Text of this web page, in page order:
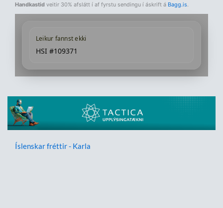
Handkastid veitir 30% afslátt í af fyrstu sendingu í áskrift á Bagg.is.
Leikur fannst ekki
HSI #109371
Íslenskar fréttir - Karla